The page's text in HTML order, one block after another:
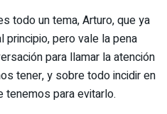
todo un tema, Arturo, que ya
pero vale la pena
para llamar la atención
tener, y sobre todo incidir en
tenemos para evitarlo.